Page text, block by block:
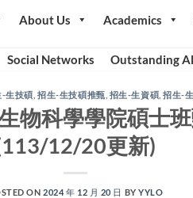
About Us Academics
Social Networks Outstanding
-生技碩 ,招生-生技碩推甄 招生-生資碩 ,招生-
物科學學院碩士
12/20更新)
ON2024 年 12 月 20 日 BYYYLO